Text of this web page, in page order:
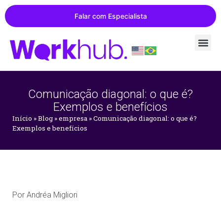
Falar com Especialista
Comunicação diagonal: o que é?
Exemplos e benefícios
Início »Blog »empresa »Comunicação diagonal: o que é?
Exemplos e benefícios
Por Andréa Migliori